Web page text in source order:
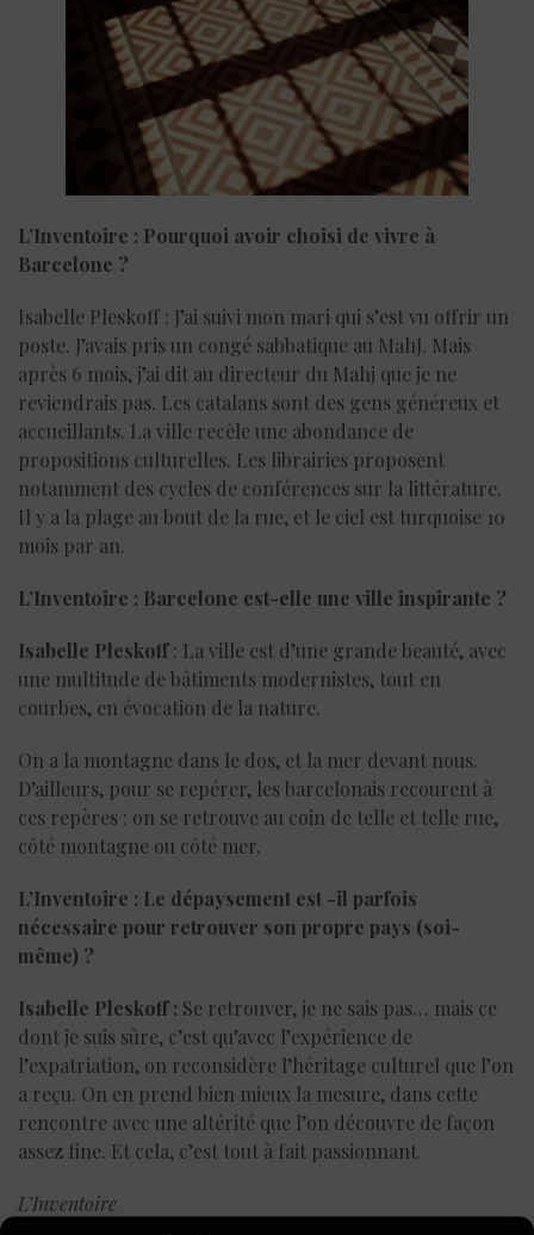
L’Inventoire : Pourquoi avoir choisi de vivre à
Barcelone ?
Isabelle Pleskoff : J’ai suivi mon mari qui s’est vu offrir un
poste. J’avais pris un congé sabbatique au MahJ. Mais
après 6 mois, j’ai dit au directeur du Mahj que je ne
reviendrais pas. Les catalans sont des gens généreux et
accueillants. La ville recèle une abondance de
propositions culturelles. Les librairies proposent
notamment des cycles de conférences sur la littérature.
Il y a la plage au bout de la rue, et le ciel est turquoise 10
mois par an.
L’Inventoire : Barcelone est-elle une ville inspirante ?
Isabelle Pleskoff: La ville est d’une grande beauté, avec
une multitude de bâtiments modernistes, tout en
courbes, en évocation de la nature.
On a la montagne dans le dos, et la mer devant nous.
D’ailleurs, pour se repérer, les barcelonais recourent à
ces repères : on se retrouve au coin de telle et telle rue,
côté montagne ou côté mer.
L’Inventoire : Le dépaysement est -il parfois
nécessaire pour retrouver son propre pays (soi-
même) ?
Isabelle Pleskoff : Se retrouver, je ne sais pas… mais ce
dont je suis sûre, c’est qu’avec l’expérience de
l’expatriation, on reconsidère l’héritage culturel que l’on
a reçu. On en prend bien mieux la mesure, dans cette
rencontre avec une altérité que l’on découvre de façon
assez fine. Et cela, c’est tout à fait passionnant.
L’Inventoire